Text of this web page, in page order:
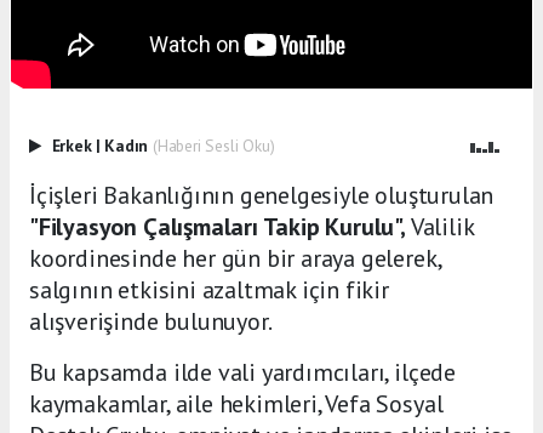
Erkek | Kadın (Haberi Sesli Oku)
İçişleri Bakanlığının genelgesiyle oluşturulan
"Filyasyon Çalışmaları Takip Kurulu",Valilik
koordinesinde her gün bir araya gelerek,
salgının etkisini azaltmak için fikir
alışverişinde bulunuyor.
Bu kapsamda ilde vali yardımcıları, ilçede
kaymakamlar, aile hekimleri, Vefa Sosyal